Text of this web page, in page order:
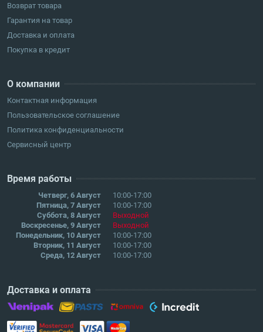
Возврат товара
Гарантия на товар
Доставка и оплата
Покупка в кредит
О компании
Контактная информация
Пользовательское соглашение
Политика конфиденциальности
Сервисный центр
Время работы
Четверг, 6 Август
10:00-17:00
Пятница, 7 Август
10:00-17:00
Суббота, 8 Август
Выходной
Воскресенье, 9 Август
Выходной
Понедельник, 10 Август
10:00-17:00
Вторник, 11 Август
10:00-17:00
Среда, 12 Август
10:00-17:00
Доставка и оплата